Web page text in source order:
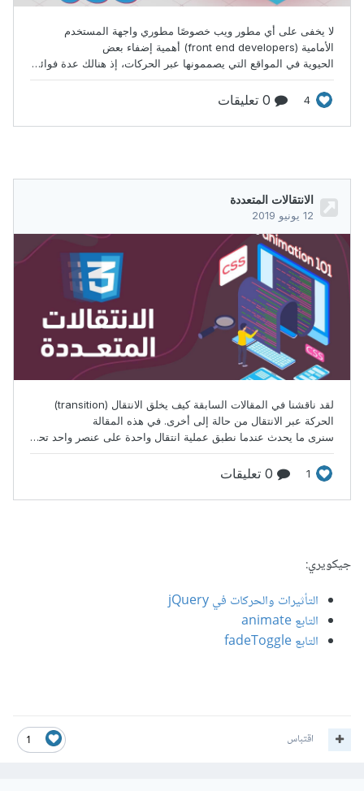
جيكويري:
التأثيرات والحركات في jQuery
التابع animate
التابع fadeToggle
1 اقتباس